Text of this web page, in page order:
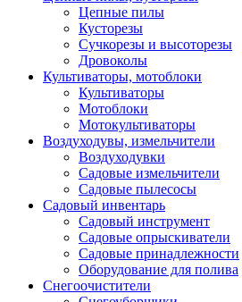
Цепные пилы
Кусторезы
Сучкорезы и высоторезы
Дровоколы
Культиваторы, мотоблоки
Культиваторы
Мотоблоки
Мотокультиваторы
Воздуходувы, измельчители
Воздуходувки
Садовые измельчители
Садовые пылесосы
Садовый инвентарь
Садовый инструмент
Садовые опрыскиватели
Садовые принадлежности
Оборудование для полива
Снегоочистители